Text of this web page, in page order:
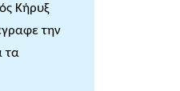
Κήρυξ
την
τα